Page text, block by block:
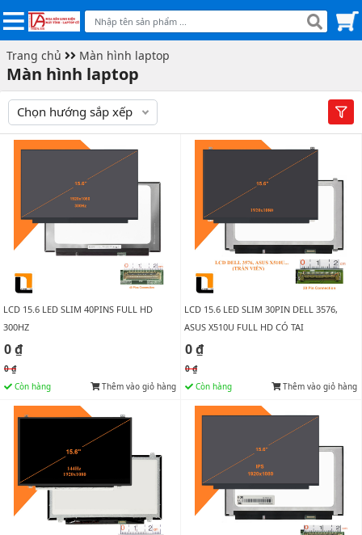
Trang chủ Màn hình laptop
Màn hình laptop
Chọn hướng sắp xếp
LCD 15.6 LED SLIM 40PINS FULL HD
300HZ
0 ₫
0 ₫
Còn hàng
Thêm vào giỏ hàng
LCD 15.6 LED SLIM 30PIN DELL 3576,
ASUS X510U FULL HD CÓ TAI
0 ₫
0 ₫
Còn hàng
Thêm vào giỏ hàng